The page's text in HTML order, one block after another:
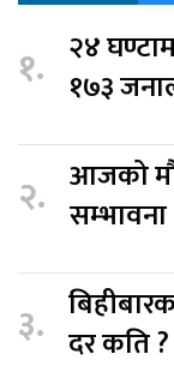
१. २४
१७३
२. आजको
सम्भावना
३. दर कति ?